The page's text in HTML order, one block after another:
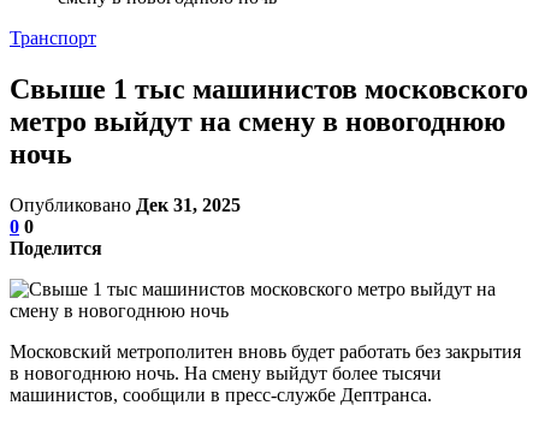
Транспорт
Свыше 1 тыс машинистов московского
метро выйдут на смену в новогоднюю
ночь
Опубликовано Дек 31, 2025
0 0
Поделится
Московский метрополитен вновь будет работать без закрытия
в новогоднюю ночь. На смену выйдут более тысячи
машинистов, сообщили в пресс-службе Дептранса.